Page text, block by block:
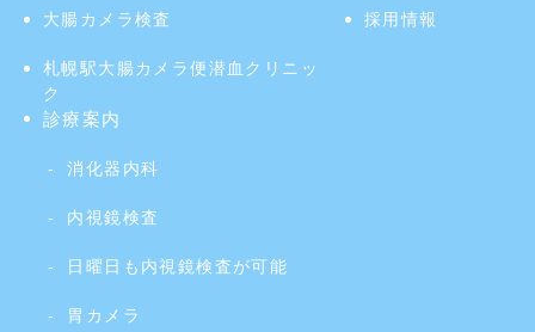
大腸カメラ検査 採用情報
札幌駅大腸カメラ便潜血クリニッ
ク
診療案内
消化器内科
内視鏡検査
日曜日も内視鏡検査が可能
胃カメラ